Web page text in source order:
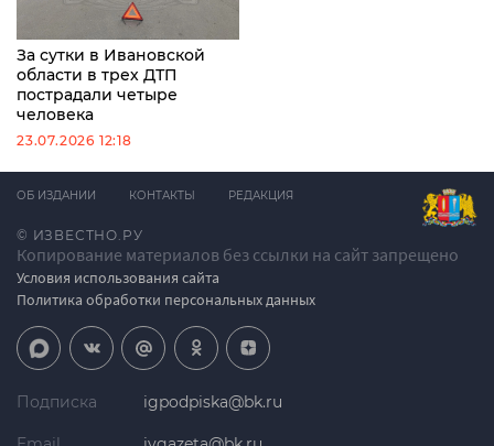
За сутки в Ивановской
области в трех ДТП
пострадали четыре
человека
23.07.2026 12:18
© ИЗВЕСТНО.РУ
Копирование материалов без ссылки на сайт запрещено
Условия использования сайта
Политика обработки персональных данных
ОБ ИЗДАНИИ КОНТАКТЫ РЕДАКЦИЯ
Подписка igpodpiska@bk.ru